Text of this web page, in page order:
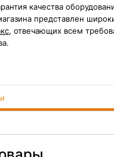
качества
представлен
, отвечающих всем